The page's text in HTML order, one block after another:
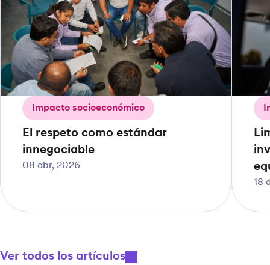
Impacto socioeconómico
El respeto como estándar
innegociable
08 abr, 2026
18
Ver todos los artículos